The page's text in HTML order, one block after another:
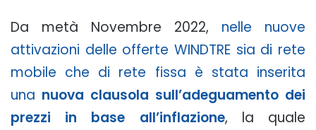
Da metà Novembre 2022, nelle nuove
attivazioni delle offerte WINDTRE sia di rete
mobile che di rete fissa è stata inserita
una nuova clausola sull’adeguamento dei
prezzi in base all’inflazione, la quale